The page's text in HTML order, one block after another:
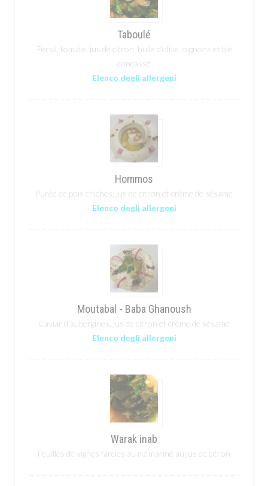
Taboulé
Persil, tomate, jus de citron, huile d'olive, oignons et blé
concassé
Elenco degli allergeni
Hommos
Purée de pois chiches, jus de citron et crème de sésame
Elenco degli allergeni
Moutabal - Baba Ghanoush
Caviar d'aubergines, jus de citron et crème de sésame
Elenco degli allergeni
Warak inab
Feuilles de vignes farcies au riz mariné au jus de citron